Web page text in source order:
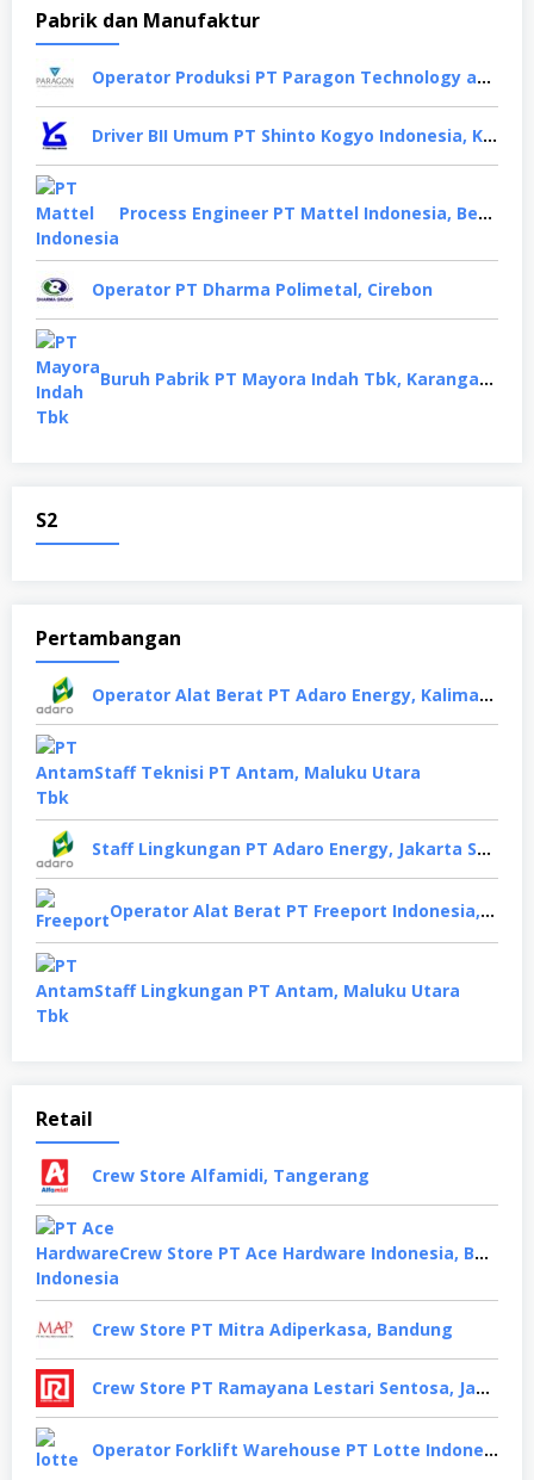
Pabrik dan Manufaktur
Operator Produksi PT Paragon Technology and Innovation, Tangerang
Driver BII Umum PT Shinto Kogyo Indonesia, Karawang
Process Engineer PT Mattel Indonesia, Bekasi
Operator PT Dharma Polimetal, Cirebon
Buruh Pabrik PT Mayora Indah Tbk, Karanganyar
S2
Pertambangan
Operator Alat Berat PT Adaro Energy, Kalimantan Selatan
Staff Teknisi PT Antam, Maluku Utara
Staff Lingkungan PT Adaro Energy, Jakarta Selatan
Operator Alat Berat PT Freeport Indonesia, Papua
Staff Lingkungan PT Antam, Maluku Utara
Retail
Crew Store Alfamidi, Tangerang
Crew Store PT Ace Hardware Indonesia, Bekasi
Crew Store PT Mitra Adiperkasa, Bandung
Crew Store PT Ramayana Lestari Sentosa, Jakarta Selatan
Operator Forklift Warehouse PT Lotte Indonesia, Cikarang